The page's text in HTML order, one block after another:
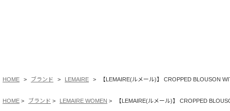
HOME ブランド LEMAIRE 【LEMAIRE(ルメール)】 CROPPED BLOUSON
HOME ブランド LEMAIRE WOMEN 【LEMAIRE(ルメール)】 CROPPED